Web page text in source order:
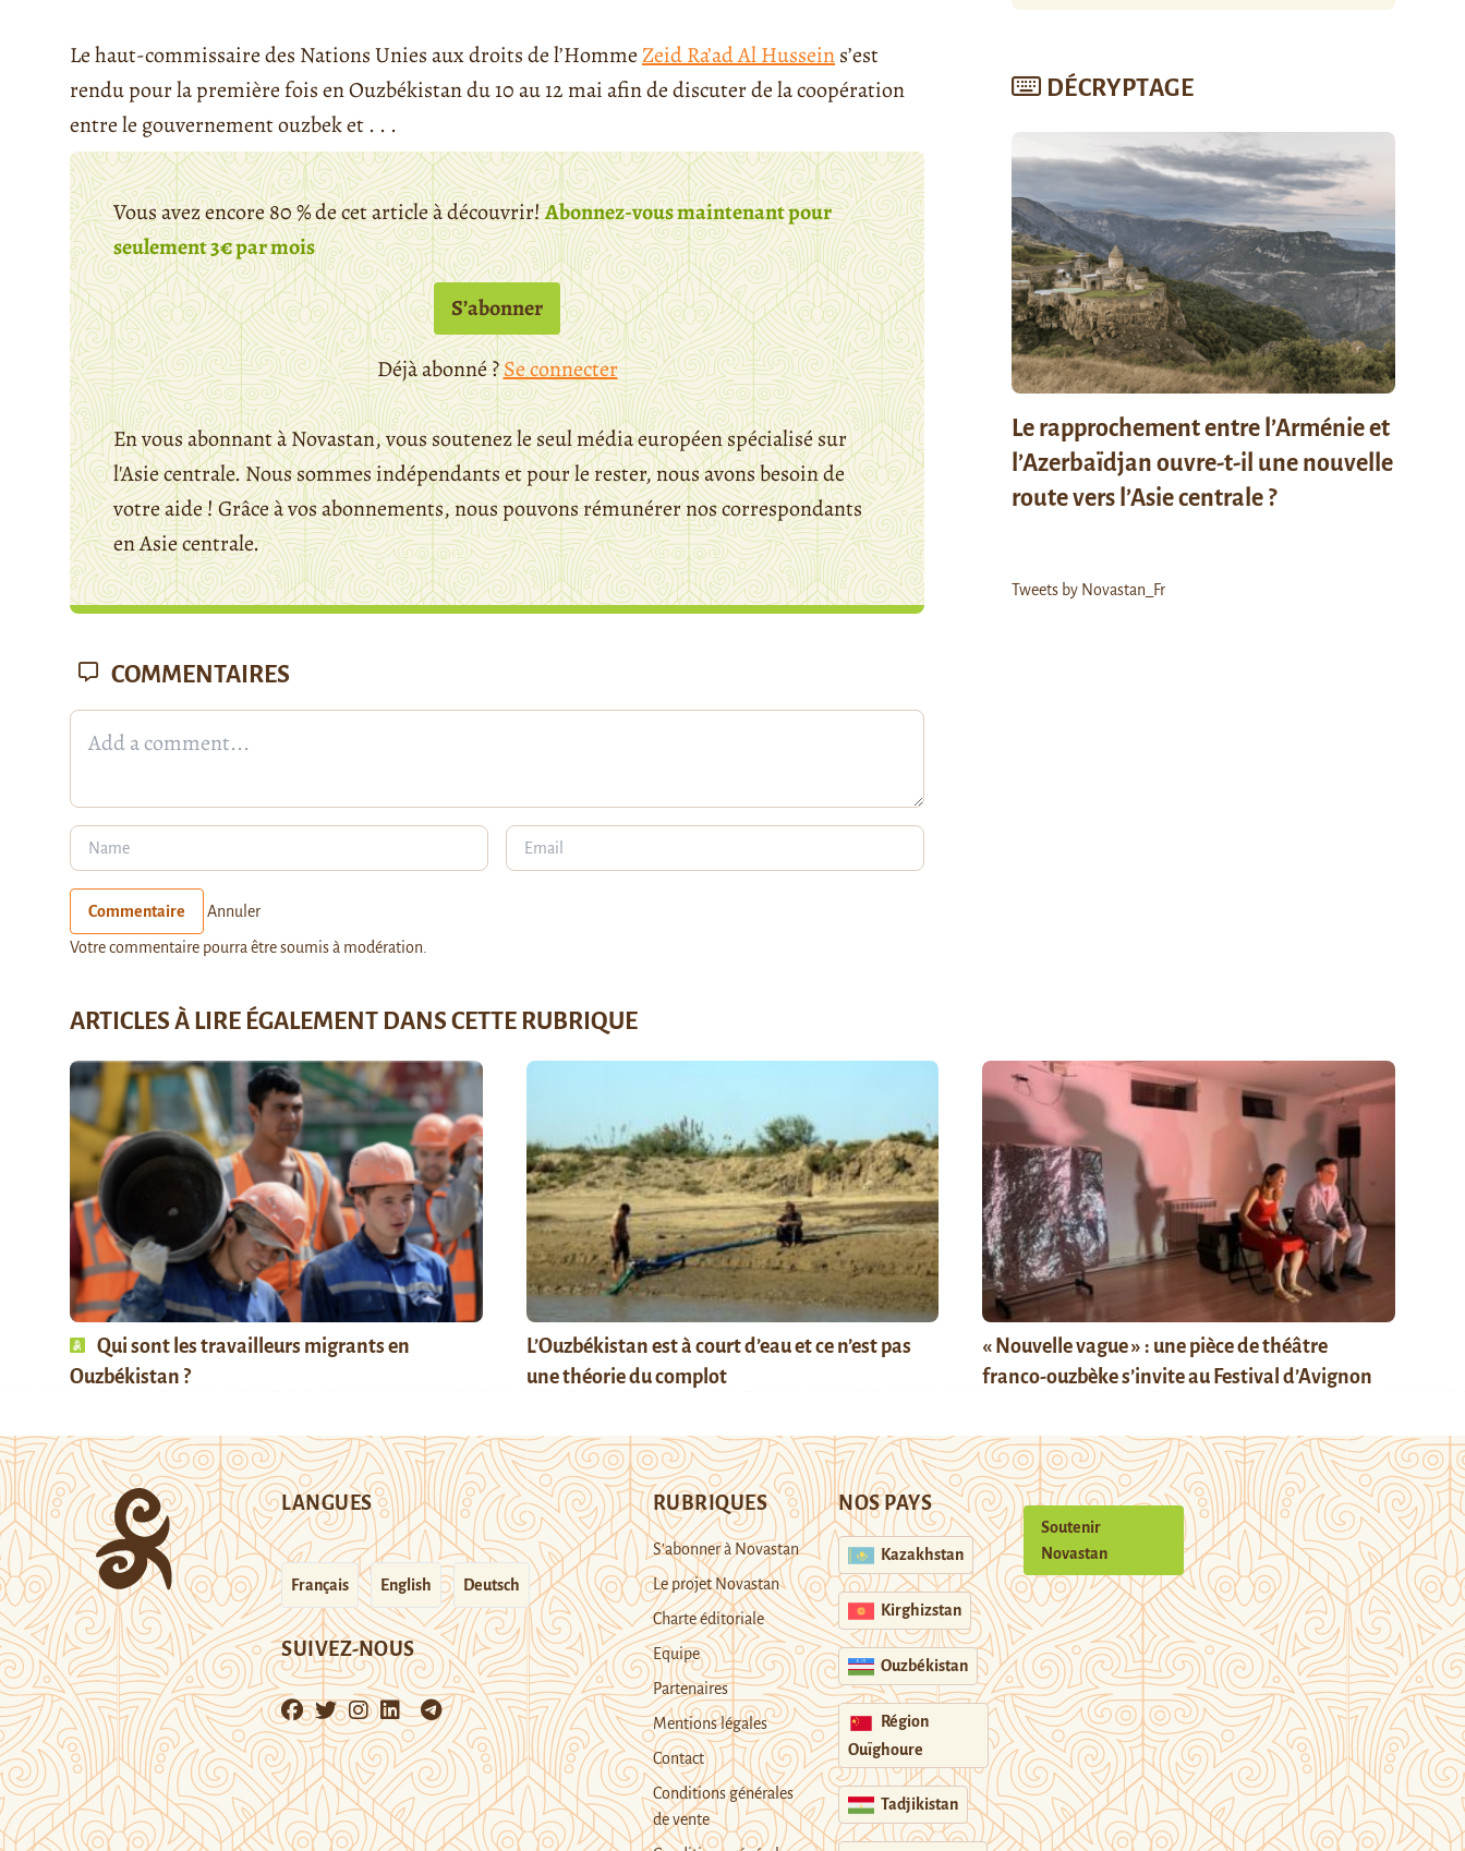
Le haut-commissaire des Nations Unies aux droits de l’HommeZeid Ra’ad Al Husseins’est
rendu pour la première fois en Ouzbékistan du 10 au 12 mai afin de discuter de la coopération
entre le gouvernement ouzbek et . . .
Vous avez encore 80 % de cet article à découvrir!Abonnez-vous maintenant pour
seulement 3€ par mois
S’abonner
Déjà abonné ?Se connecter
En vous abonnant à Novastan, vous soutenez le seul média européen spécialisé sur
l'Asie centrale. Nous sommes indépendants et pour le rester, nous avons besoin de
votre aide ! Grâce à vos abonnements, nous pouvons rémunérer nos correspondants
en Asie centrale.
DÉCRYPTAGE
Le rapprochement entre l’Arménie et
l’Azerbaïdjan ouvre-t-il une nouvelle
route vers l’Asie centrale ?
Tweets by Novastan_Fr
COMMENTAIRES
Commentaire Annuler
Votre commentaire pourra être soumis à modération.
ARTICLES À LIRE ÉGALEMENT DANS CETTE RUBRIQUE
Qui sont les travailleurs migrants en
Ouzbékistan ?
L’Ouzbékistan est à court d’eau et ce n’est pas
une théorie du complot
« Nouvelle vague » : une pièce de théâtre
franco-ouzbèke s’invite au Festival d’Avignon
LANGUES
Français English Deutsch
SUIVEZ-NOUS
RUBRIQUES
S’abonner à Novastan
Le projet Novastan
Charte éditoriale
Equipe
Partenaires
Mentions légales
Contact
Conditions générales
de vente
NOS PAYS
Kazakhstan
Kirghizstan
Ouzbékistan
Région
Ouïghoure
Tadjikistan
Soutenir
Novastan